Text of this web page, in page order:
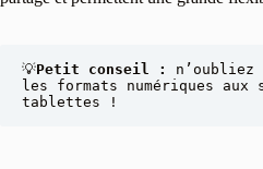
💡Petit conseil :
n’oubliez
les formats numériques aux
tablettes !